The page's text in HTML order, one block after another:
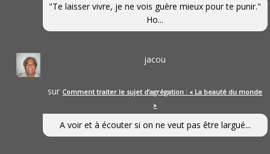
"Te laisser vivre, je ne vois guère mieux pour te punir."
Ho...
jacou
sur Comment traiter le sujet d’agrégation : « La beauté du monde
»
A voir et à écouter si on ne veut pas être largué...